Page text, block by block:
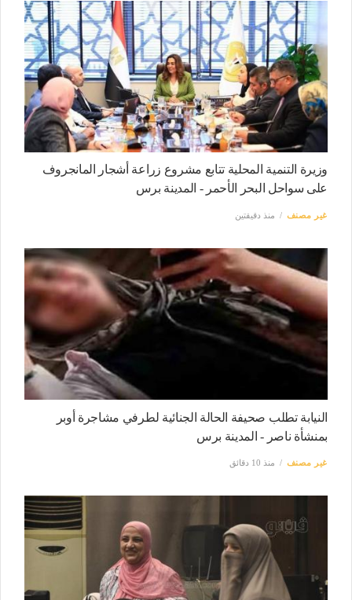
وزيرة التنمية المحلية تتابع مشروع زراعة أشجار المانجروف
على سواحل البحر الأحمر - المدينة برس
غير مصنف منذ دقيقتين
النيابة تطلب صحيفة الحالة الجنائية لطرفي مشاجرة أوبر
بمنشأة ناصر - المدينة برس
غير مصنف منذ 10 دقائق